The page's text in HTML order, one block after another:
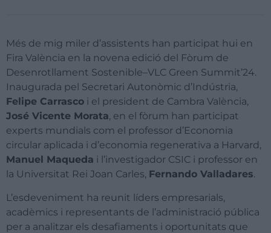
Més de mig miler d’assistents han participat hui en
Fira València en la novena edició del Fòrum de
Desenrotllament Sostenible–VLC Green Summit’24.
Inaugurada pel Secretari Autonòmic d’Indústria,
Felipe Carrasco i el president de Cambra València,
José Vicente Morata, en el fòrum han participat
experts mundials com el professor d’Economia
circular aplicada i d’economia regenerativa a Harvard,
Manuel Maqueda i l’investigador CSIC i professor en
la Universitat Rei Joan Carles, Fernando Valladares.
L’esdeveniment ha reunit líders empresarials,
acadèmics i representants de l’administració pública
per a analitzar els desafiaments i oportunitats que